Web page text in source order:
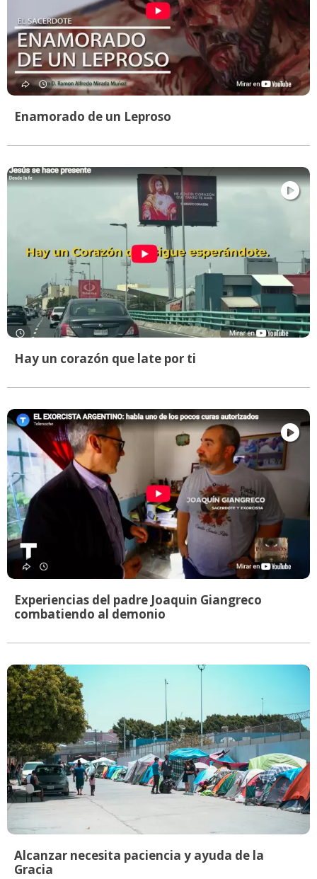
Enamorado de un Leproso
Hay un corazón que late por ti
Experiencias del padre Joaquin Giangreco
combatiendo al demonio
Alcanzar necesita paciencia y ayuda de la
Gracia